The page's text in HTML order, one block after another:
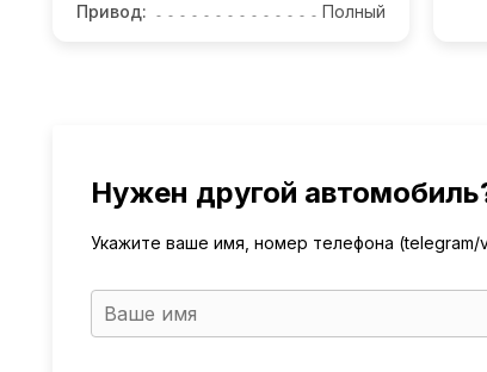
Привод:
Полный
Нужен другой
Укажите ваше имя, номер телефона